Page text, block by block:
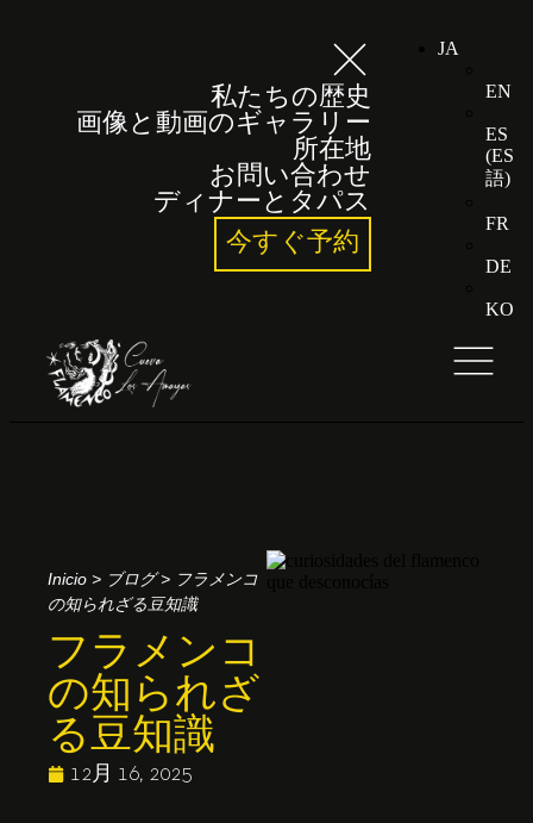
私たちの歴史
画像と動画のギャラリー
所在地
お問い合わせ
ディナーとタパス
今すぐ予約
JA
EN
ES
(ES
語)
FR
DE
KO
Inicio > ブログ> フラメンコ
の知られざる豆知識
フラメンコ
の知られざ
る豆知識
12月 16, 2025